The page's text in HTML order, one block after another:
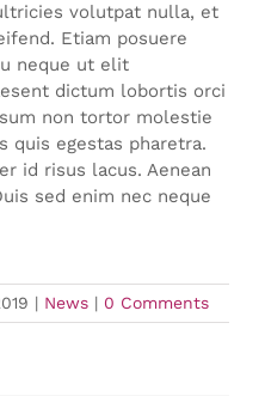
volutpat nulla, et
Etiam posuere
neque ut elit
dictum lobortis orci
non tortor molestie
quis egestas pharetra.
id risus lacus. Aenean
sed enim nec neque
| News | 0 Comments